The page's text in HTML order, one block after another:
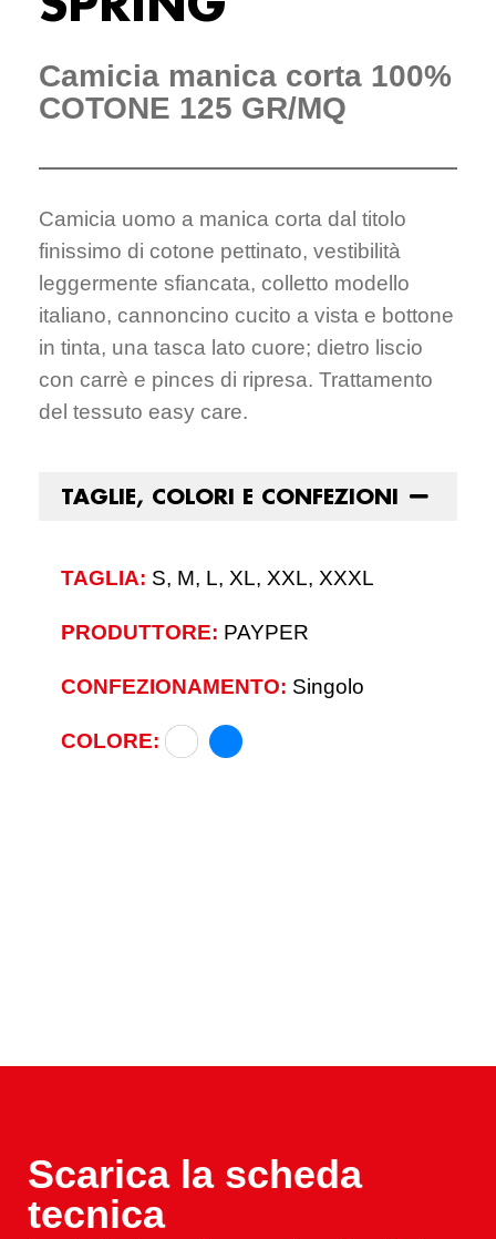
Camicia manica corta 100%
COTONE 125 GR/MQ
Camicia uomo a manica corta dal titolo
finissimo di cotone pettinato, vestibilità
leggermente sfiancata, colletto modello
italiano, cannoncino cucito a vista e bottone
in tinta, una tasca lato cuore; dietro liscio
con carrè e pinces di ripresa. Trattamento
del tessuto easy care.
TAGLIE, COLORI E CONFEZIONI
TAGLIA: S, M, L, XL, XXL, XXXL
PRODUTTORE: PAYPER
CONFEZIONAMENTO: Singolo
COLORE:
Scarica la scheda
tecnica